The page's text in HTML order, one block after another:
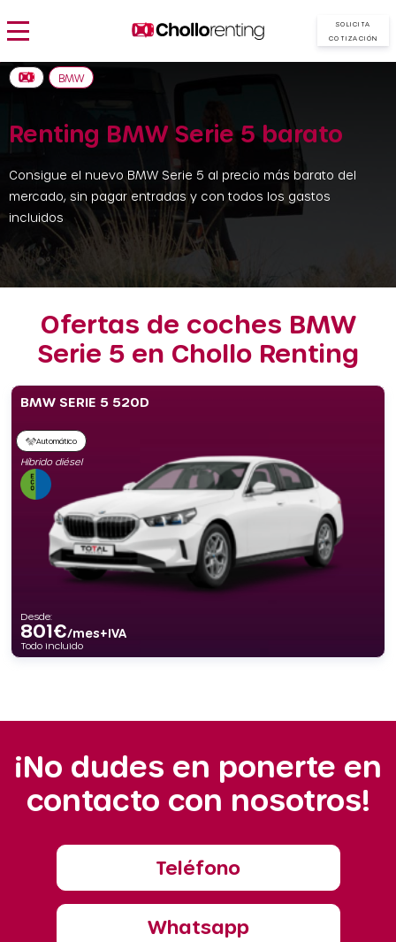
SOLICITA
COTIZACIÓN
Renting BMW Serie 5 barato
Consigue el nuevo BMW Serie 5 al precio más barato del
mercado, sin pagar entradas y con todos los gastos
incluidos
BMW
Ofertas de coches BMW
Serie 5 en Chollo Renting
BMW SERIE 5 520D
Automático
Híbrido diésel
Desde:
801€/mes+IVA
Todo incluido
¡No dudes en ponerte en
contacto con nosotros!
Teléfono
Whatsapp